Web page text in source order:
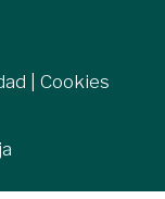
Cookies